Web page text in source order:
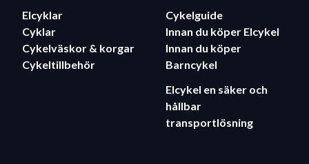
Elcyklar
Cyklar
Cykelväskor & korgar
Cykeltillbehör
Cykelguide
Innan du köper Elcykel
Innan du köper
Barncykel
Elcykel en säker och
hållbar
transportlösning